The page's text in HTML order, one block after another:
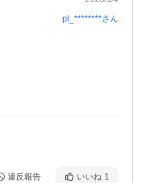
pl_********さん
違反報告 いいね 1